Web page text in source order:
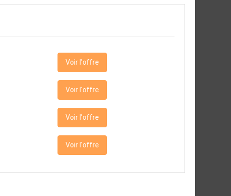
Voir l'offre
Voir l'offre
Voir l'offre
Voir l'offre